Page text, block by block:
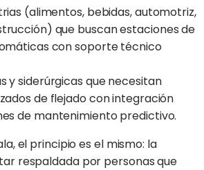
(alimentos, bebidas, automotriz,
que buscan estaciones de
con soporte técnico
y siderúrgicas que necesitan
de flejado con integración
de mantenimiento predictivo.
el principio es el mismo: la
respaldada por personas que